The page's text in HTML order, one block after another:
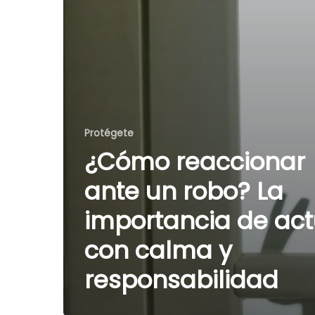
Protégete
¿Cómo reaccionar
ante un robo? La
importancia de
con calma y
responsabilidad